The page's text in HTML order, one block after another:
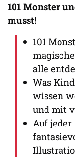
101 Monster
musst!
101
alle
Was
wissen
und mit
Auf jeder